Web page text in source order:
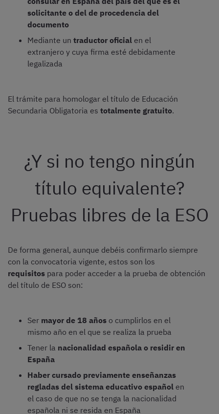
solicitante o del de procedencia del
documento
Mediante un traductor oficial en el
extranjero y cuya firma esté debidamente
legalizada
El trámite para homologar el título de Educación
Secundaria Obligatoria es totalmente gratuito.
¿Y si no tengo ningún
título equivalente?
Pruebas libres de la ESO
De forma general, aunque debéis confirmarlo siempre
con la convocatoria vigente, estos son los
requisitos para poder acceder a la prueba de obtención
del título de ESO son:
Ser mayor de 18 años o cumplirlos en el
mismo año en el que se realiza la prueba
Tener la nacionalidad española o residir en
España
Haber cursado previamente enseñanzas
regladas del sistema educativo español en
el caso de que no se tenga la nacionalidad
española ni se resida en España